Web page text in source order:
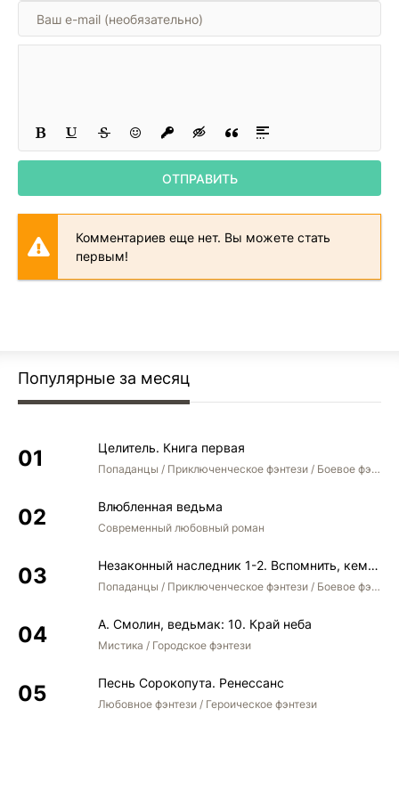
Шерлока
ОТПРАВИТЬ
Комментариев еще нет. Вы можете стать
первым!
Популярные за месяц
Целитель. Книга первая
Попаданцы / Приключенческое фэнтези / Боевое фэнтези
Влюбленная ведьма
Современный любовный роман
Незаконный наследник 1-2. Вспомнить, кем был. Стать собой. Остаться собой
Попаданцы / Приключенческое фэнтези / Боевое фэнтези / Юмористическое фэнтези
А. Смолин, ведьмак: 10. Край неба
Мистика / Городское фэнтези
Песнь Сорокопута. Ренессанс
Любовное фэнтези / Героическое фэнтези